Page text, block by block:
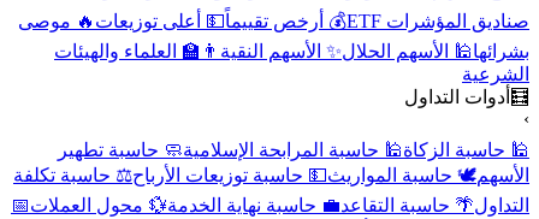
صناديق المؤشرات ETF
💰 أرخص تقييماً💵 أعلى توزيعات 🔥 موصى
بشرائها🕌 الأسهم الحلال✨ الأسهم النقية 👨‍🏫 العلماء والهيئات
الشرعية
🧮 أدوات التداول
›
🕌 حاسبة الزكاة🕌 حاسبة المرابحة الإسلامية🧼 حاسبة تطهير
الأسهم🕊️ حاسبة المواريث💵 حاسبة توزيعات الأرباح⚖️ حاسبة تكلفة
التداول🌴 حاسبة التقاعد💼 حاسبة نهاية الخدمة💱 محول العملات📅